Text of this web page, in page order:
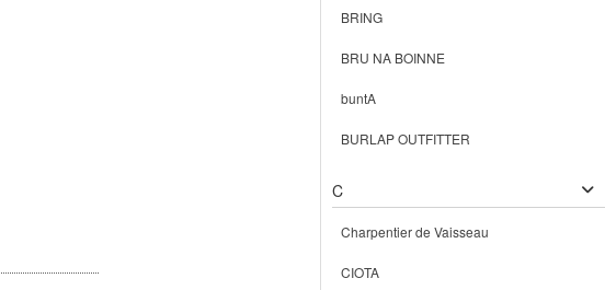
BRING
BRU NA BOINNE
buntA
BURLAP OUTFITTER
C
Charpentier de Vaisseau
CIOTA